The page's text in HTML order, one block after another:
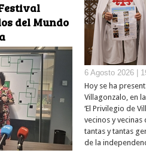
del Mundo
6 Agosto 2026 |
Hoy se ha
Villagonzalo, en
‘El Privilegio de
vecinos y
tantas y tantas
de la